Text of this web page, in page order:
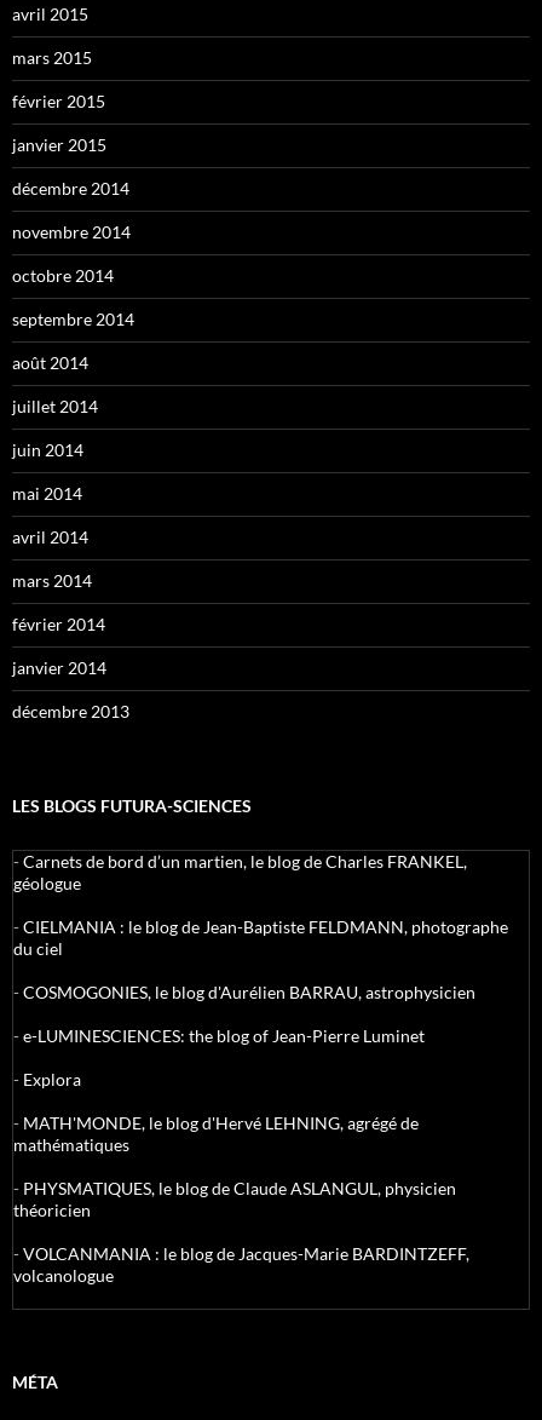
avril 2015
mars 2015
février 2015
janvier 2015
décembre 2014
novembre 2014
octobre 2014
septembre 2014
août 2014
juillet 2014
juin 2014
mai 2014
avril 2014
mars 2014
février 2014
janvier 2014
décembre 2013
LES BLOGS FUTURA-SCIENCES
-Carnets de bord d’un martien, le blog de Charles FRANKEL,
géologue
-CIELMANIA : le blog de Jean-Baptiste FELDMANN, photographe
du ciel
-COSMOGONIES, le blog d'Aurélien BARRAU, astrophysicien
-e-LUMINESCIENCES: the blog of Jean-Pierre Luminet
- Explora
- MATH'MONDE, le blog d'Hervé LEHNING, agrégé de
mathématiques
- PHYSMATIQUES, le blog de Claude ASLANGUL, physicien
théoricien
-VOLCANMANIA : le blog de Jacques-Marie BARDINTZEFF,
volcanologue
MÉTA